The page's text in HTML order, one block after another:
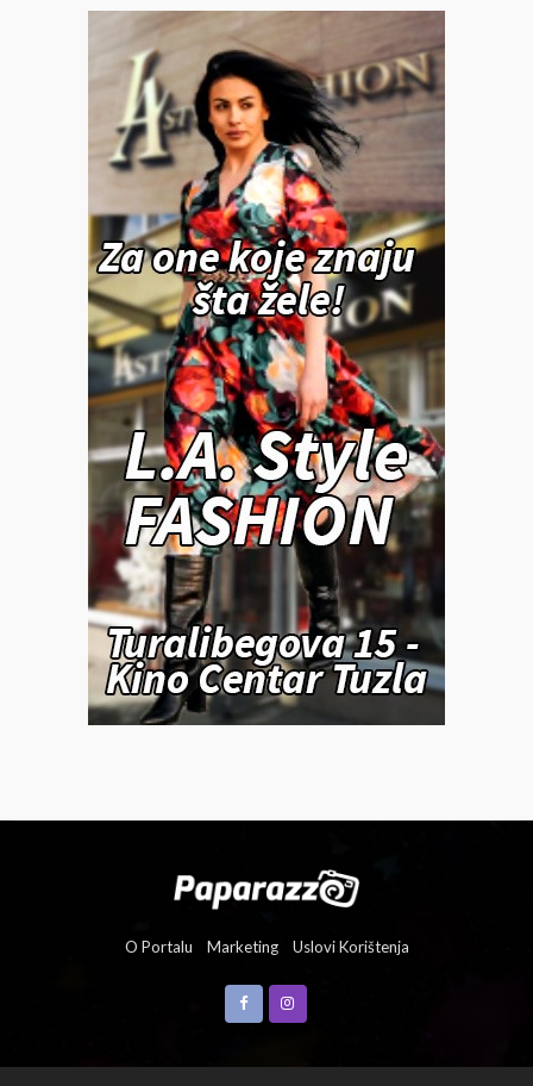
O Portalu Marketing Uslovi Korištenja